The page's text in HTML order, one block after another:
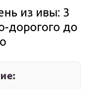
из ивы: 3
дорогого до